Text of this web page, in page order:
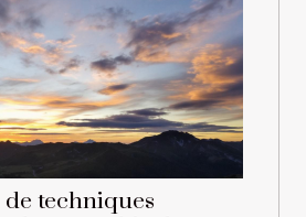
techniques